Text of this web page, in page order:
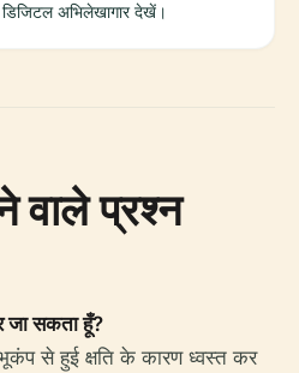
डिजिटल अभिलेखागार देखें।
वाले प्रश्न
जा सकता हूँ?
से हुई क्षति के कारण ध्वस्त कर